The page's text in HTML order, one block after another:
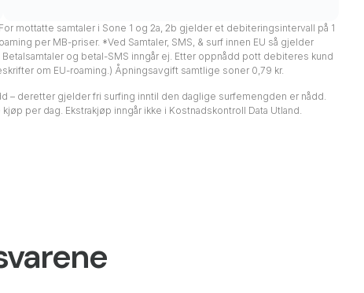
mottatte samtaler i Sone 1 og 2a, 2b gjelder et debiteringsintervall på 1
per MB-priser. *Ved Samtaler, SMS, & surf innen EU så gjelder
og betal-SMS inngår ej. Etter oppnådd pott debiteres kund
om EU-roaming.) Åpningsavgift samtlige soner 0,79 kr.
– deretter gjelder fri surfing inntil den daglige surfemengden er nådd.
per dag. Ekstrakjøp inngår ikke i Kostnadskontroll Data Utland.